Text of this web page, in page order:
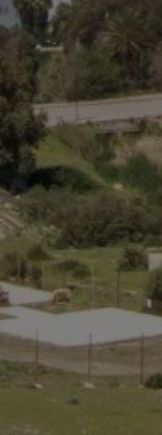
Acheter Appartement 5 pièces 427 m²